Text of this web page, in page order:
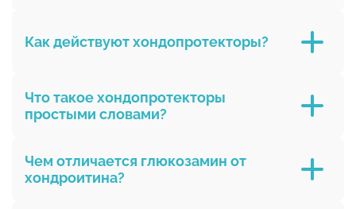
недели.
Как действуют хондопротекторы?
Хондропротекторы действуют постепенно:
Что такое хондопротекторы
простыми словами?
Хондропротекторы
Чем отличается глюкозамин от
хондроитина?